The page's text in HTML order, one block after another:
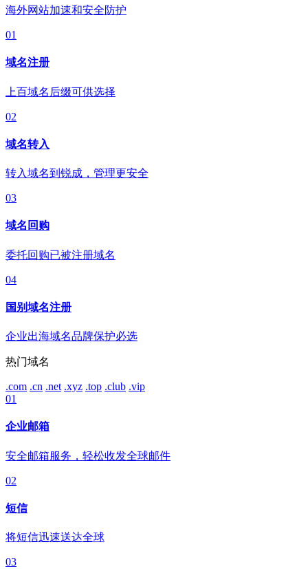
海外网站加速和安全防护
01
域名注册
上百域名后缀可供选择
02
域名转入
转入域名到锐成，管理更安全
03
域名回购
委托回购已被注册域名
04
国别域名注册
企业出海域名品牌保护必选
热门域名
.com .cn .net .xyz .top .club .vip
01
企业邮箱
安全邮箱服务，轻松收发全球邮件
02
短信
将短信迅速送达全球
03